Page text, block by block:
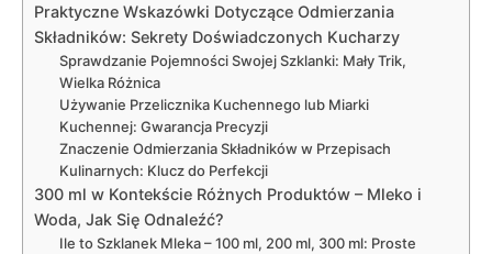
Praktyczne Wskazówki Dotyczące Odmierzania
Składników: Sekrety Doświadczonych Kucharzy
Sprawdzanie Pojemności Swojej Szklanki: Mały Trik,
Wielka Różnica
Używanie Przelicznika Kuchennego lub Miarki
Kuchennej: Gwarancja Precyzji
Znaczenie Odmierzania Składników w Przepisach
Kulinarnych: Klucz do Perfekcji
300 ml w Kontekście Różnych Produktów – Mleko i
Woda, Jak Się Odnaleźć?
Ile to Szklanek Mleka – 100 ml, 200 ml, 300 ml: Proste